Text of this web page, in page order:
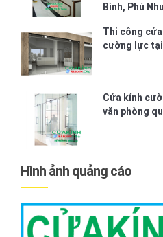
Bình, Phú
Thi công
cường lực tại
Cửa kính
văn phòng
Hình ảnh quảng cáo